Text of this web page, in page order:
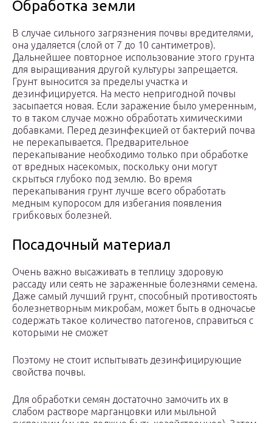
Обработка земли
В случае сильного загрязнения почвы вредителями,
она удаляется (слой от 7 до 10 сантиметров).
Дальнейшее повторное использование этого грунта
для выращивания другой культуры запрещается.
Грунт выносится за пределы участка и
дезинфицируется. На место непригодной почвы
засыпается новая. Если заражение было умеренным,
то в таком случае можно обработать химическими
добавками. Перед дезинфекцией от бактерий почва
не перекапывается. Предварительное
перекапывание необходимо только при обработке
от вредных насекомых, поскольку они могут
скрыться глубоко под землю. Во время
перекапывания грунт лучше всего обработать
медным купоросом для избегания появления
грибковых болезней.
Посадочный материал
Очень важно высаживать в теплицу здоровую
рассаду или сеять не зараженные болезнями семена.
Даже самый лучший грунт, способный противостоять
болезнетворным микробам, может быть в одночасье
содержать такое количество патогенов, справиться с
которыми не сможет
Поэтому не стоит испытывать дезинфицирующие
свойства почвы.
Для обработки семян достаточно замочить их в
слабом растворе марганцовки или мыльной